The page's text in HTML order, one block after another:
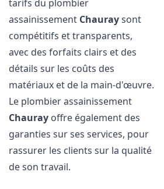
tarifs du plombier
assainissement Chauraysont
compétitifs et transparents,
avec des forfaits clairs et des
détails sur les coûts des
matériaux et de la main-d'œuvre.
Le plombier assainissement
Chauray offre également des
garanties sur ses services, pour
rassurer les clients sur la qualité
de son travail.